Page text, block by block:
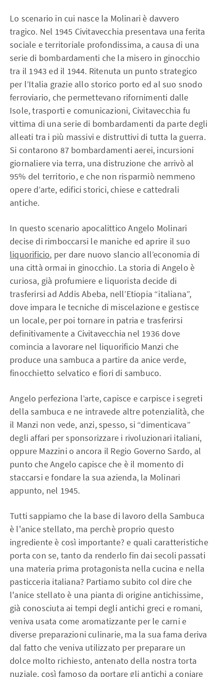
Lo scenario in cui nasce la Molinari è davvero
tragico. Nel 1945 Civitavecchia presentava una ferita
sociale e territoriale profondissima, a causa di una
serie di bombardamenti che la misero in ginocchio
tra il 1943 ed il 1944. Ritenuta un punto strategico
per l’Italia grazie allo storico porto ed al suo snodo
ferroviario, che permettevano rifornimenti dalle
Isole, trasporti e comunicazioni, Civitavecchia fu
vittima di una serie di bombardamenti da parte degli
alleati tra i più massivi e distruttivi di tutta la guerra.
Si contarono 87 bombardamenti aerei, incursioni
giornaliere via terra, una distruzione che arrivò al
95% del territorio, e che non risparmiò nemmeno
opere d’arte, edifici storici, chiese e cattedrali
antiche.
In questo scenario apocalittico Angelo Molinari
decise di rimboccarsi le maniche ed aprire il suo
liquorificio, per dare nuovo slancio all’economia di
una città ormai in ginocchio. La storia di Angelo è
curiosa, già profumiere e liquorista decide di
trasferirsi ad Addis Abeba, nell’Etiopia “italiana”,
dove impara le tecniche di miscelazione e gestisce
un locale, per poi tornare in patria e trasferirsi
definitivamente a Civitavecchia nel 1936 dove
comincia a lavorare nel liquorificio Manzi che
produce una sambuca a partire da anice verde,
finocchietto selvatico e fiori di sambuco.
Angelo perfeziona l’arte, capisce e carpisce i segreti
della sambuca e ne intravede altre potenzialità, che
il Manzi non vede, anzi, spesso, si “dimenticava”
degli affari per sponsorizzare i rivoluzionari italiani,
oppure Mazzini o ancora il Regio Governo Sardo, al
punto che Angelo capisce che è il momento di
staccarsi e fondare la sua azienda, la Molinari
appunto, nel 1945.
Tutti sappiamo che la base di lavoro della Sambuca
è l'anice stellato, ma perchè proprio questo
ingrediente è così importante? e quali caratteristiche
porta con se, tanto da renderlo fin dai secoli passati
una materia prima protagonista nella cucina e nella
pasticceria italiana? Partiamo subito col dire che
l'anice stellato è una pianta di origine antichissime,
già conosciuta ai tempi degli antichi greci e romani,
veniva usata come aromatizzante per le carni e
diverse preparazioni culinarie, ma la sua fama deriva
dal fatto che veniva utilizzato per preparare un
dolce molto richiesto, antenato della nostra torta
nuziale, così famoso da portare gli antichi a coniare